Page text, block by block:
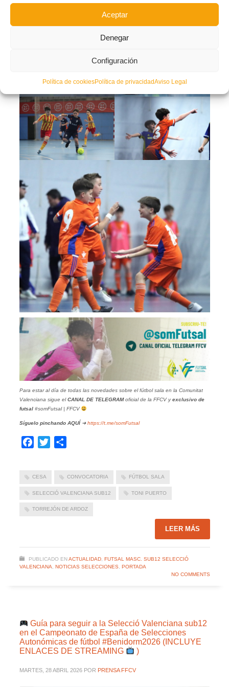
Aceptar
Denegar
Configuración
Política de cookiesPolítica de privacidadAviso Legal
Para estar al día de todas las novedades sobre el fútbol sala en la Comunitat
Valenciana sigue elCANAL DE TELEGRAMoficial de la FFCV yexclusivo de
futsal#somFutsal | FFCV
Síguelo pinchando AQUÍ➜https://t.me/somFutsal
Facebook
Twitter
CESA CONVOCATORIA FÚTBOL SALA
SELECCIÓ VALENCIANA SUB12 TONI PUERTO
TORREJÓN DE ARDOZ
LEER MÁS
PUBLICADO EN ACTUALIDAD, FUTSAL MASC. SUB12 SELECCIÓ
VALENCIANA
NOTICIAS SELECCIONES, PORTADA
NO COMMENTS
Guía para seguir a la Selecció Valenciana sub12
en el Campeonato de España de Selecciones
Autonómicas de fútbol #Benidorm2026 (INCLUYE
ENLACES DE STREAMING
)
MARTES, 28 ABRIL 2026 POR PRENSA FFCV